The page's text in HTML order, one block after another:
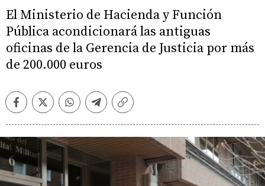
El Ministerio de Hacienda y Función
Pública acondicionará las antiguas
oficinas de la Gerencia de Justicia por más
de 200.000 euros
FacebookTwitterWhatsappTelegramCopiar